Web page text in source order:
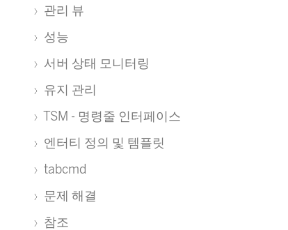
관리 뷰
성능
서버 상태 모니터링
유지 관리
TSM - 명령줄 인터페이스
엔터티 정의 및 템플릿
tabcmd
문제 해결
참조